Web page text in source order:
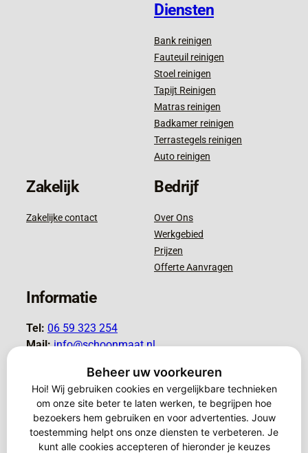
Diensten
Bank reinigen
Fauteuil reinigen
Stoel reinigen
Tapijt Reinigen
Matras reinigen
Badkamer reinigen
Terrastegels reinigen
Auto reinigen
Zakelijk
Zakelijke contact
Bedrijf
Over Ons
Werkgebied
Prijzen
Offerte Aanvragen
Informatie
Tel: 06 59 323 254
Mail: info@schoonmaat.nl
© 2025 Schoonmaat. Powered by
Beheer uw voorkeuren
Hoi! Wij gebruiken cookies en vergelijkbare technieken
om onze site beter te laten werken, te begrijpen hoe
bezoekers hem gebruiken en voor advertenties. Jouw
toestemming helpt ons onze diensten te verbeteren. Je
kunt alle cookies accepteren of hieronder je keuzes